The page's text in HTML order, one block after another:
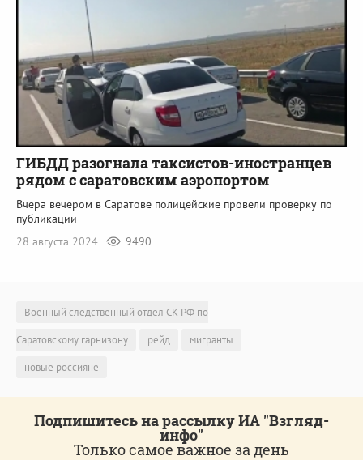
ГИБДД разогнала таксистов-иностранцев
рядом с саратовским аэропортом
Вчера вечером в Саратове полицейские провели проверку по
публикации
28 августа 2024
9490
Военный следственный отдел СК РФ по
Саратовскому гарнизону
рейд
мигранты
новые россияне
Подпишитесь на рассылку ИА "Взгляд-
инфо"
Только самое важное за день